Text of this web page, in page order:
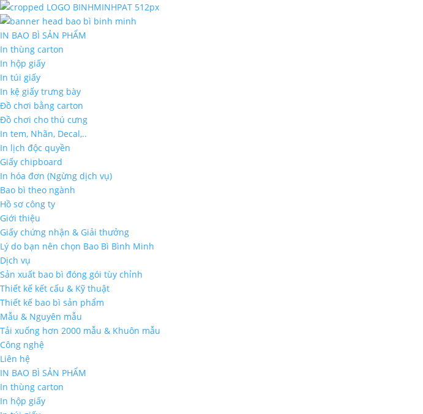
IN BAO BÌ SẢN PHẨM
In thùng carton
In hộp giấy
In túi giấy
In kệ giấy trưng bày
Đồ chơi bằng carton
Đồ chơi cho thú cưng
In tem, Nhãn, Decal,..
In lịch độc quyền
Giấy chipboard
In hóa đơn (Ngừng dịch vụ)
Bao bì theo ngành
Hồ sơ công ty
Giới thiệu
Giấy chứng nhận & Giải thưởng
Lý do bạn nên chọn Bao Bì Bình Minh
Dịch vụ
Sản xuất bao bì đóng gói tùy chỉnh
Thiết kế kết cấu & Kỹ thuật
Thiết kế bao bì sản phẩm
Mẫu & Nguyên mẫu
Tải xuống hơn 2000 mẫu & Khuôn mẫu
Công nghệ
Liên hệ
IN BAO BÌ SẢN PHẨM
In thùng carton
In hộp giấy